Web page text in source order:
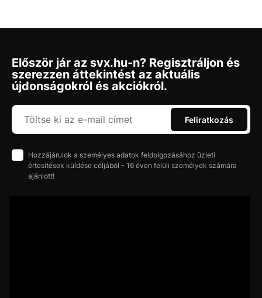
Először jár az svx.hu-n? Regisztráljon és
szerezzen áttekintést az aktuális
újdonságokról és akciókról.
Feliratkozás
Hozzájárulok a személyes adatok feldolgozásához üzleti
értesítések küldése céljából - 16 éven felüli személyek számára
ajánlott!